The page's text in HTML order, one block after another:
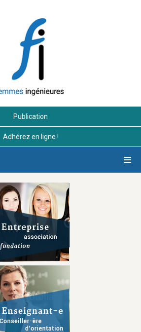
Publication
Adhérez en ligne !